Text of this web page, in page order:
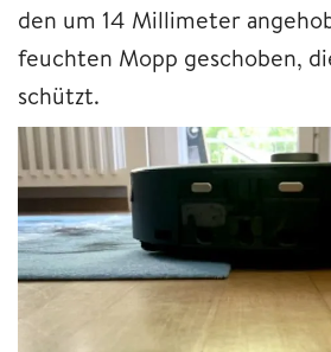
den um 14 Millimeter
feuchten Mopp geschoben,
schützt.